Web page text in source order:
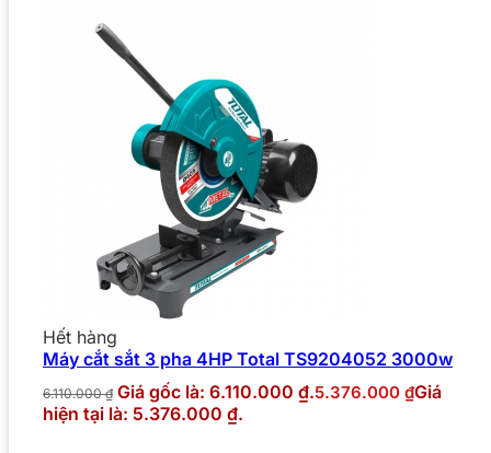
Hết hàng
Máy cắt sắt 3 pha 4HP Total TS9204052 3000w
6.110.000₫ Giá gốc là: 6.110.000 ₫.5.376.000 ₫Giá
hiện tại là: 5.376.000 ₫.